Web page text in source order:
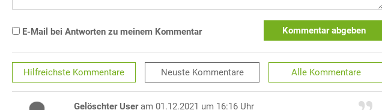
E-Mail bei Antworten zu meinem Kommentar Kommentar abgeben
Hilfreichste Kommentare Neuste Kommentare Alle Kommentare
Gelöschter User am 01.12.2021 um 16:16 Uhr